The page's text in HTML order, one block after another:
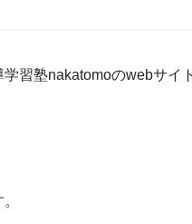
習塾nakatomoのwebサイ